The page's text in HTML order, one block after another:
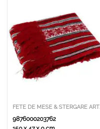
FETE DE
9876000203762